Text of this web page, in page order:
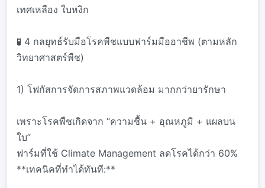
เทศเหลือง ใบหงิก
🧪 4 กลยุทธ์รับมือโรคพืชแบบฟาร์มมืออาชีพ (ตามหลัก
วิทยาศาสตร์พืช)
1) โฟกัสการจัดการสภาพแวดล้อม มากกว่ายารักษา
เพราะโรคพืชเกิดจาก “ความชื้น + อุณหภูมิ + แผลบน
ใบ”
ฟาร์มที่ใช้ Climate Management ลดโรคได้กว่า 60%
**เทคนิคที่ทำได้ทันที:**